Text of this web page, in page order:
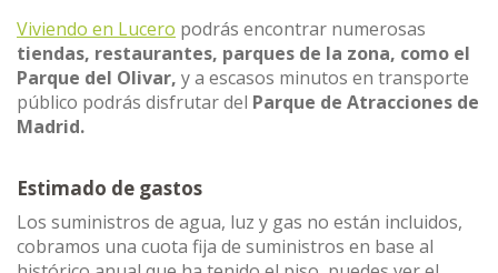
Viviendo en Lucero podrás encontrar numerosas
tiendas, restaurantes, parques de la zona, como el
Parque del Olivar, y a escasos minutos en transporte
público podrás disfrutar del Parque de Atracciones de
Madrid.
Estimado de gastos
Los suministros de agua, luz y gas no están incluidos,
cobramos una cuota fija de suministros en base al